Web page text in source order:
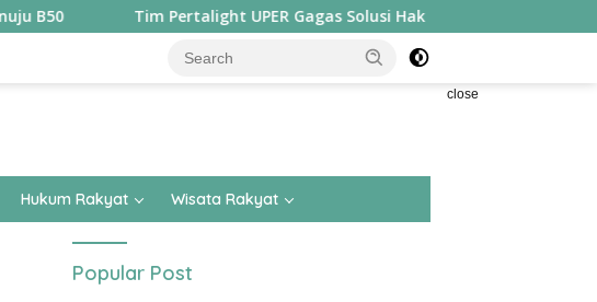
Tim Pertalight UPER Gagas Solusi Hak Pejalan Kaki di Kota Besar,
close
Hukum Rakyat Wisata Rakyat
Popular Post